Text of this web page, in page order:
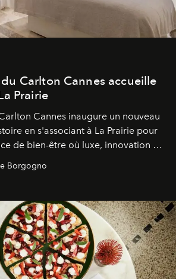
Carlton Cannes accueille
Prairie
Cannes inaugure un nouveau
en s'associant à La Prairie pour
de bien-être où luxe, innovation et
Borgogno